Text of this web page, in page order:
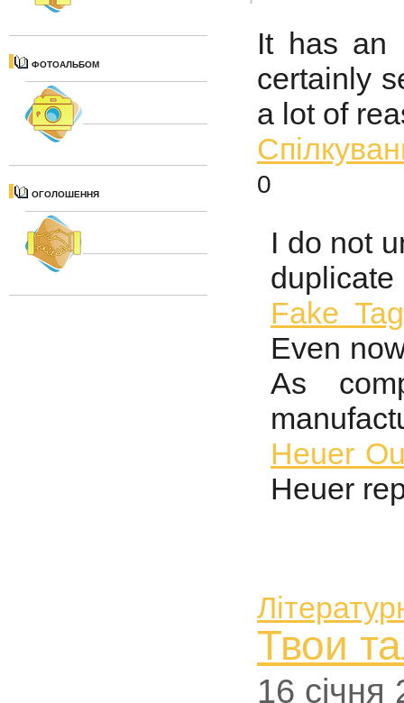
ФОТОАЛЬБОМ
ОГОЛОШЕННЯ
It has an
certainly
a lot of
0
I do not
Fake
Even
As
Heuer
Heuer
Твои
16 січня